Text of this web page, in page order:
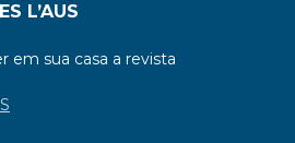
L’AUS
em sua casa a revista